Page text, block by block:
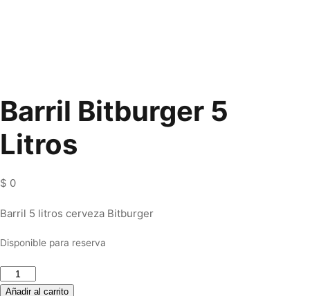
Barril Bitburger 5
Litros
$ 0
Barril 5 litros cerveza Bitburger
Disponible para reserva
Barril
Bitburger
Añadir al carrito